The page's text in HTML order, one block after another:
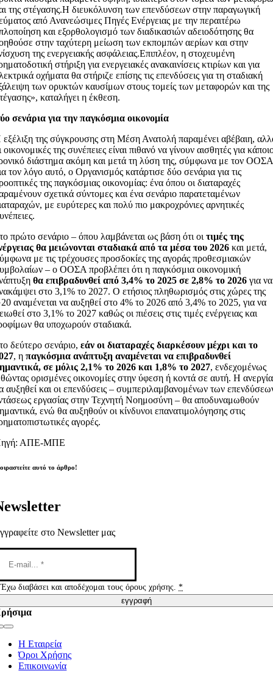
της στέγασης.Η διευκόλυνση των επενδύσεων στην παραγωγική
από Ανανεώσιμες Πηγές Ενέργειας με την περαιτέρω
και εξορθολογισμό των διαδικασιών αδειοδότησης θα
στην ταχύτερη μείωση των εκπομπών αερίων και στην
της ενεργειακής ασφάλειας.Επιπλέον, η στοχευμένη
στήριξη για ενεργειακές ανακαινίσεις κτιρίων και για
οχήματα θα στήριζε επίσης τις επενδύσεις για τη σταδιακή
των ορυκτών καυσίμων στους τομείς των μεταφορών και της
καταλήγει η έκθεση.
σενάρια για την παγκόσμια οικονομία
της σύγκρουσης στη Μέση Ανατολή παραμένει αβέβαιη,
οικονομικές της συνέπειες είναι πιθανό να γίνουν αισθητές για
διάστημα ακόμη και μετά τη λύση της, σύμφωνα με τον
τον λόγο αυτό, ο Οργανισμός κατάρτισε δύο σενάρια για τις
της παγκόσμιας οικονομίας: ένα όπου οι διαταραχές
σχετικά σύντομες και ένα σενάριο παρατεταμένων
με ευρύτερες και πολύ πιο μακροχρόνιες αρνητικές
πρώτο σενάριο – όπου λαμβάνεται ως βάση ότι οιτιμές της
θα μειώνονται σταδιακά από τα μέσα του 2026 και μετά,
με τις τρέχουσες προσδοκίες της αγοράς προθεσμιακών
– ο ΟΟΣΑ προβλέπει ότι η παγκόσμια οικονομική
θα επιβραδυνθεί από 3,4% το 2025 σε 2,8% το 2026 για να
στο 3,1% το 2027. Ο ετήσιος πληθωρισμός στις χώρες της
αναμένεται να αυξηθεί στο 4% το 2026 από 3,4% το 2025, για να
στο 3,1% το 2027 καθώς οι πιέσεις στις τιμές ενέργειας και
θα υποχωρούν σταδιακά.
δεύτερο σενάριο,εάν οι διαταραχές διαρκέσουν μέχρι και το
, ηπαγκόσμια ανάπτυξη αναμένεται να επιβραδυνθεί
σε μόλις 2,1% το 2026 και 1,8% το 2027, ενδεχομένως
ορισμένες οικονομίες στην ύφεση ή κοντά σε αυτή. Η ανεργία
αυξηθεί και οι επενδύσεις – συμπεριλαμβανομένων των
εργασίας στην Τεχνητή Νοημοσύνη – θα αποδυναμωθούν
ενώ θα αυξηθούν οι κίνδυνοι επανατιμολόγησης στις
αγορές.
ΑΠΕ-ΜΠΕ
αυτό το άρθρο!
στο Newsletter μας
Έχω διαβάσει και αποδέχομαι τους όρους χρήσης.*
εγγραφή
Η Εταιρεία
Όροι Χρήσης
Επικοινωνία